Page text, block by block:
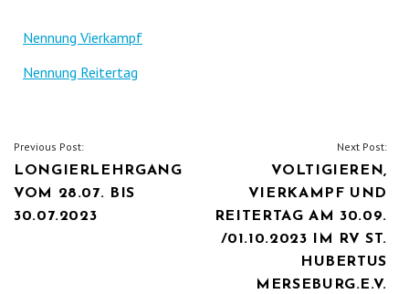
Nennung Vierkampf
Nennung Reitertag
BEITRAGSNAVIGATION
Previous Post:
LONGIERLEHRGANG
VOM 28.07. BIS
30.07.2023
Next Post:
VOLTIGIEREN,
VIERKAMPF UND
REITERTAG AM 30.09.
/01.10.2023 IM RV ST.
HUBERTUS
MERSEBURG.E.V.